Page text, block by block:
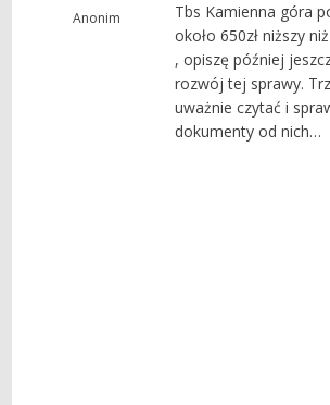
Anonim
Tbs Kamienna góra
około 650zł niższy
, opiszę później
rozwój tej sprawy.
uważnie czytać i
dokumenty od nich…